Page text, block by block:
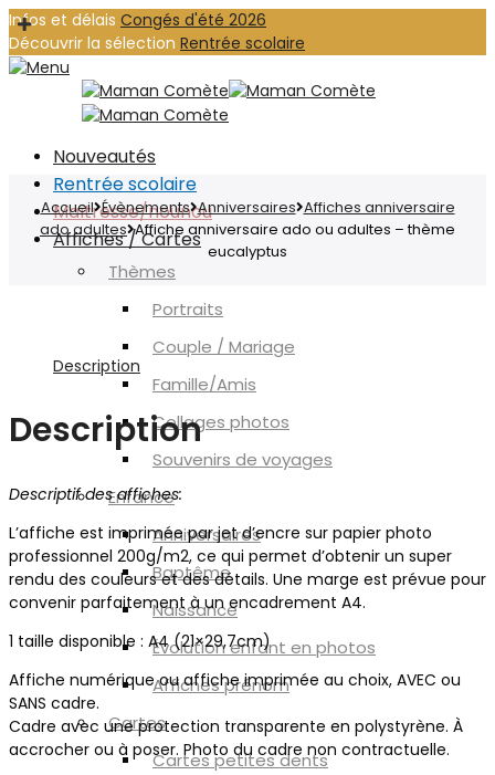
Infos et délais Congés d'été 2026
Découvrir la sélection Rentrée scolaire
Nouveautés
Rentrée scolaire
Maîtresse/nounou
Affiches / Cartes
Thèmes
Portraits
Couple / Mariage
Famille/Amis
Collages photos
Souvenirs de voyages
Enfance
Anniversaires
Baptême
Naissance
Évolution enfant en photos
Affiches prénom
Cartes
Cartes petites dents
Accueil Évènements Anniversaires Affiches anniversaire
ado adultes Affiche anniversaire ado ou adultes – thème
eucalyptus
Description
Description
Descriptif des affiches:
L’affiche est imprimée par jet d’encre sur papier photo
professionnel 200g/m2, ce qui permet d’obtenir un super
rendu des couleurs et des détails. Une marge est prévue pour
convenir parfaitement à un encadrement A4.
1 taille disponible : A4 (21×29,7cm)
Affiche numérique ou affiche imprimée au choix, AVEC ou
SANS cadre.
Cadre avec une protection transparente en polystyrène. À
accrocher ou à poser. Photo du cadre non contractuelle.